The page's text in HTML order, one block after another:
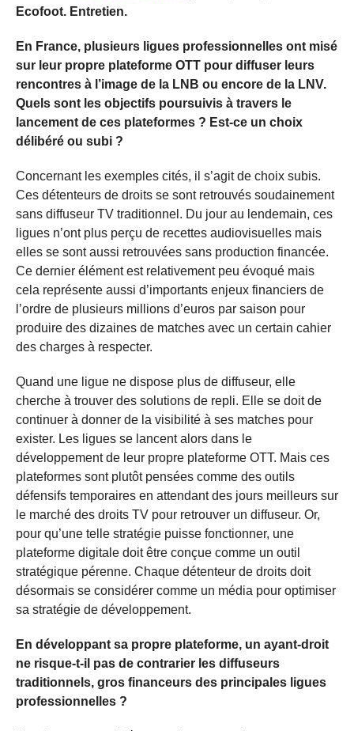
Ecofoot. Entretien.
En France, plusieurs ligues professionnelles ont misé
sur leur propre plateforme OTT pour diffuser leurs
rencontres à l’image de la LNB ou encore de la LNV.
Quels sont les objectifs poursuivis à travers le
lancement de ces plateformes ? Est-ce un choix
délibéré ou subi ?
Concernant les exemples cités, il s’agit de choix subis.
Ces détenteurs de droits se sont retrouvés soudainement
sans diffuseur TV traditionnel. Du jour au lendemain, ces
ligues n’ont plus perçu de recettes audiovisuelles mais
elles se sont aussi retrouvées sans production financée.
Ce dernier élément est relativement peu évoqué mais
cela représente aussi d’importants enjeux financiers de
l’ordre de plusieurs millions d’euros par saison pour
produire des dizaines de matches avec un certain cahier
des charges à respecter.
Quand une ligue ne dispose plus de diffuseur, elle
cherche à trouver des solutions de repli. Elle se doit de
continuer à donner de la visibilité à ses matches pour
exister. Les ligues se lancent alors dans le
développement de leur propre plateforme OTT. Mais ces
plateformes sont plutôt pensées comme des outils
défensifs temporaires en attendant des jours meilleurs sur
le marché des droits TV pour retrouver un diffuseur. Or,
pour qu’une telle stratégie puisse fonctionner, une
plateforme digitale doit être conçue comme un outil
stratégique pérenne. Chaque détenteur de droits doit
désormais se considérer comme un média pour optimiser
sa stratégie de développement.
En développant sa propre plateforme, un ayant-droit
ne risque-t-il pas de contrarier les diffuseurs
traditionnels, gros financeurs des principales ligues
professionnelles ?